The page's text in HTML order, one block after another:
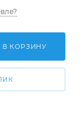
В КОРЗИНУ